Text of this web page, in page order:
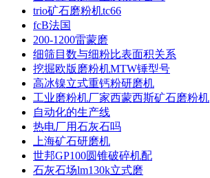
trio矿石磨粉机tc66
fcB法国
200-1200雷蒙磨
细筛目数与细粉比表面积关系
挖掘欧版磨粉机MTW锤型号
高冰镍立式重钙粉研磨机
工业磨粉机厂家西蒙西斯矿石磨粉机
自动化的生产线
热电厂用石灰石吗
上海矿石研磨机
世邦GP100圆锥破碎机配
石灰石场lm130k立式磨